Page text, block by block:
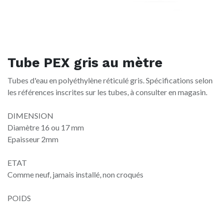
Tube PEX gris au mètre
Tubes d'eau en polyéthylène réticulé gris. Spécifications selon
les références inscrites sur les tubes, à consulter en magasin.
DIMENSION
Diamètre 16 ou 17 mm
Epaisseur 2mm
ETAT
Comme neuf, jamais installé, non croqués
POIDS